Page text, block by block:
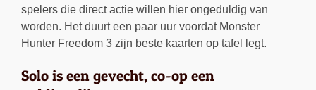
spelers die direct actie willen hier ongeduldig van
worden. Het duurt een paar uur voordat Monster
Hunter Freedom 3 zijn beste kaarten op tafel legt.
Solo is een gevecht, co-op een